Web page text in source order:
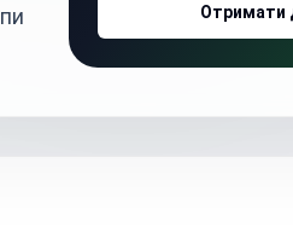
Отримати